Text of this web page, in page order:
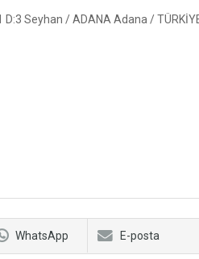
Seyhan / ADANA Adana /
WhatsApp E-posta